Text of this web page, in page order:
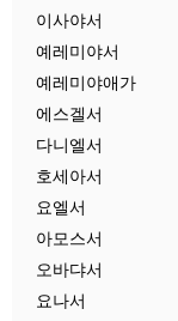
이사야서
예레미야서
예레미야애가
에스겔서
다니엘서
호세아서
요엘서
아모스서
오바댜서
요나서